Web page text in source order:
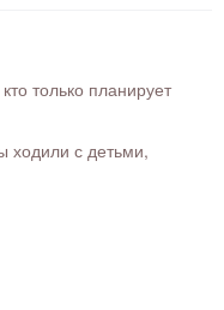
только планирует
ходили с детьми,